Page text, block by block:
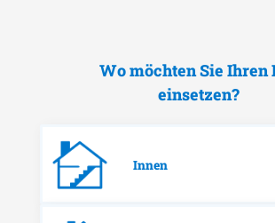
Wo möchten Sie Ihren
einsetzen?
Innen